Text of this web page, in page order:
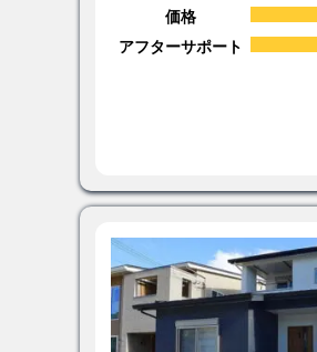
価格
アフターサポート